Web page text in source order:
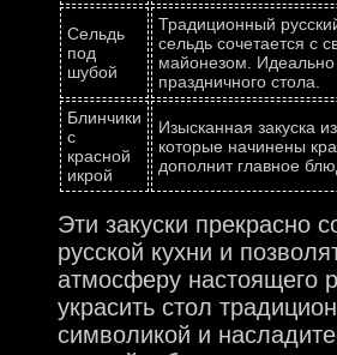
Сельдь
под
шубой
Традиционный
сельдь сочетается с
майонезом. Идеально
праздничного стола.
Блинчики
с
красной
икрой
Изысканная закуска
которые начинены
дополнит главное
Эти закуски прекрасно
русской кухни и
атмосферу настоящего
украсить стол
символикой и